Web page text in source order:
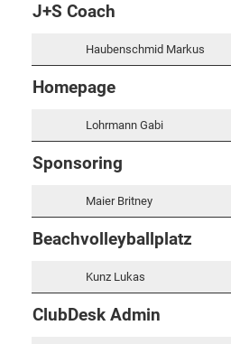
J+S Coach
Haubenschmid Markus
Homepage
Lohrmann Gabi
Sponsoring
Maier Britney
Beachvolleyballplatz
Kunz Lukas
ClubDesk Admin